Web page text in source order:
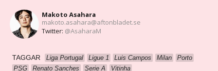
Makoto Asahara
makoto.asahara@aftonbladet.se
Twitter: @AsaharaM
TAGGAR Liga Portugal Ligue 1 Luis Campos Milan
Porto
PSG
Renato Sanches Serie A Vitinha